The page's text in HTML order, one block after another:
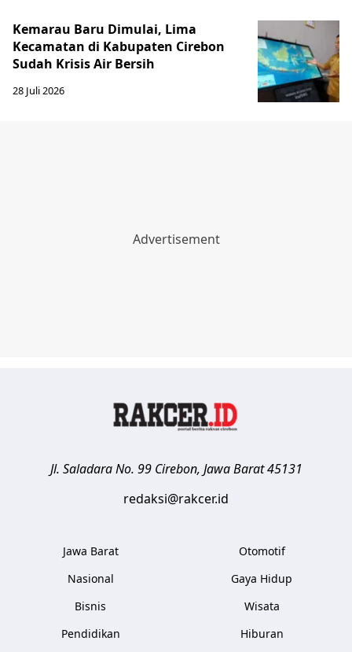
Kemarau Baru Dimulai, Lima
Kecamatan di Kabupaten Cirebon
Sudah Krisis Air Bersih
28 Juli 2026
Jl. Saladara No. 99 Cirebon, Jawa Barat 45131
redaksi@rakcer.id
Jawa Barat
Nasional
Bisnis
Pendidikan
Otomotif
Gaya Hidup
Wisata
Hiburan